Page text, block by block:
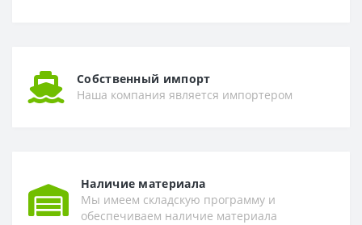
Собственный импорт
Наша компания является импортером
Наличие материала
Мы имеем складскую программу и
обеспечиваем наличие материала